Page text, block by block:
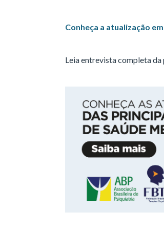
Conheça a atualização
Leia entrevista completa